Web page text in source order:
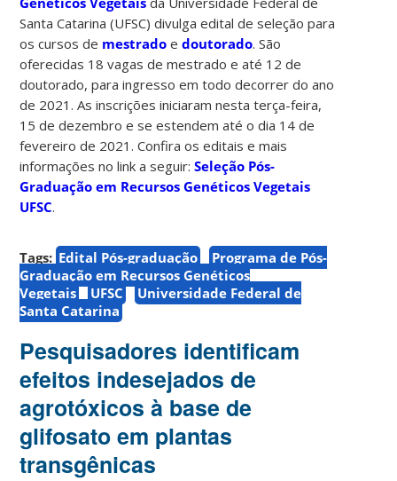
Santa Catarina (UFSC) divulga edital de seleção para
os cursos de mestrado edoutorado. São
oferecidas 18 vagas de mestrado e até 12 de
doutorado, para ingresso em todo decorrer do ano
de 2021. As inscrições iniciaram nesta terça-feira,
15 de dezembro e se estendem até o dia 14 de
fevereiro de 2021. Confira os editais e mais
informações no link a seguir:Seleção Pós-
Graduação em Recursos Genéticos Vegetais
UFSC.
Tags: Edital Pós-graduação
Programa de Pós-
Graduação em Recursos Genéticos
Vegetais
UFSC
Universidade Federal de
Santa Catarina
Pesquisadores identificam
efeitos indesejados de
agrotóxicos à base de
glifosato em plantas
transgênicas